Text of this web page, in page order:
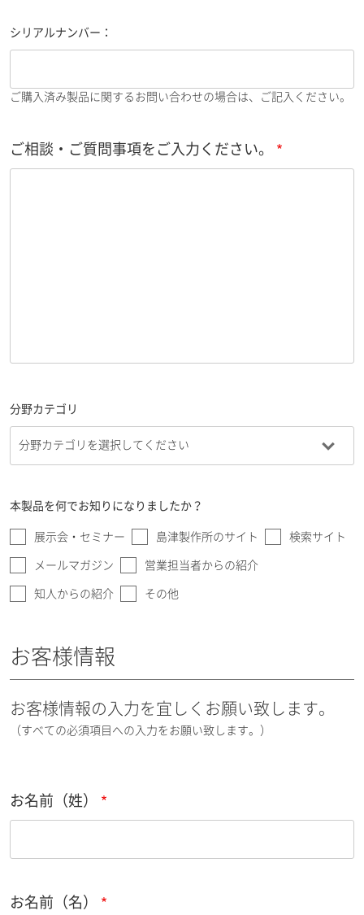
シリアルナンバー：
ご購入済み製品に関するお問い合わせの場合は、ご記入ください。
ご相談・ご質問事項をご入力ください。
分野カテゴリ
本製品を何でお知りになりましたか？
展示会・セミナー 島津製作所のサイト 検索サイト
メールマガジン 営業担当者からの紹介
知人からの紹介 その他
お客様情報
お客様情報の入力を宜しくお願い致します。
（すべての必須項目への入力をお願い致します。）
お名前（姓）
お名前（名）